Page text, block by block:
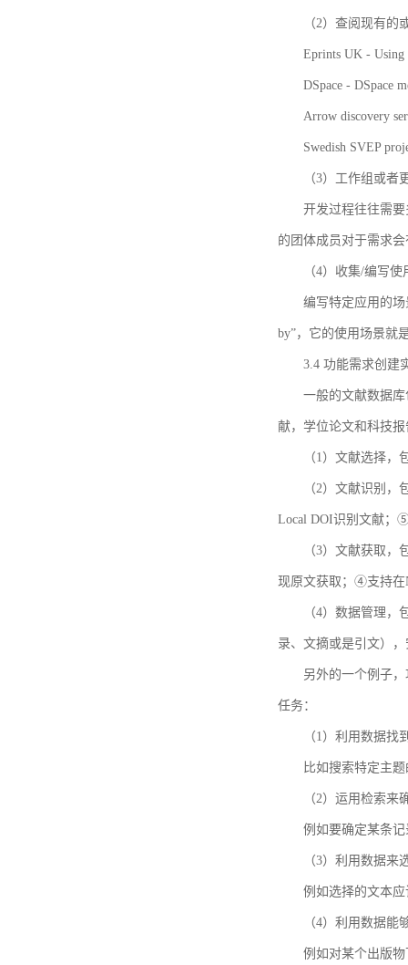
（2）查阅现有
Eprints UK - Using
DSpace - DSpace
Arrow discovery
Swedish SVEP
（3）工作组或者
开发过程往往需
的团体成员对于需求
（4）收集/编写
编写特定应用的场
by”，它的使用场景就
3.4 功能需求创建
一般的文献数据
献，学位论文和科技
（1）文献选择
（2）文献识别
Local DOI识别文献；
（3）文献获取
现原文获取；④支持在
（4）数据管理
录、文摘或是引文）
另外的一个例子，
任务：
（1）利用数据找
比如搜索特定主
（2）运用检索来
例如要确定某条
（3）利用数据来
例如选择的文本
（4）利用数据能
例如对某个出版